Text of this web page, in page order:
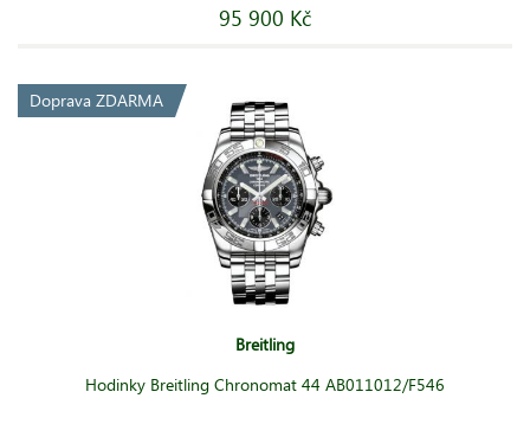
95 900 Kč
Doprava ZDARMA
Breitling
Hodinky Breitling Chronomat 44 AB011012/F546